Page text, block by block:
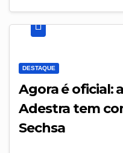
DESTAQUE
Agora é oficial:
Adestra tem
Sechsa